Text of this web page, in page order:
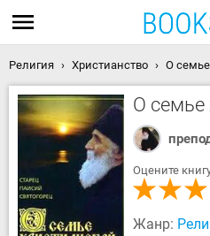
Религия Христианство О семье
О семье
Оцените
Жанр: